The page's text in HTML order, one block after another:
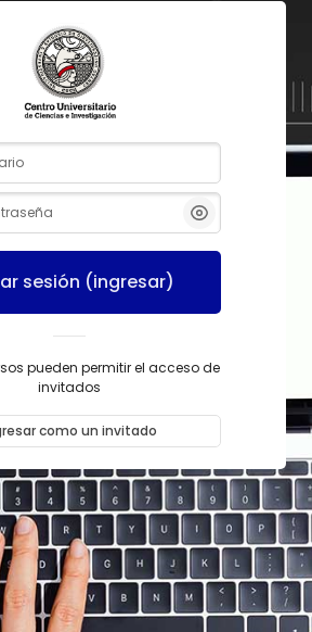
sesión (ingresar)
pueden permitir el acceso de
invitados
como un invitado